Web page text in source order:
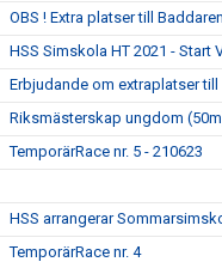
OBS ! Extra platser till
HSS Simskola HT 2021 - Start
Erbjudande om extraplatser
Riksmästerskap ungdom
TemporärRace nr. 5 - 210623
HSS arrangerar
TemporärRace nr. 4